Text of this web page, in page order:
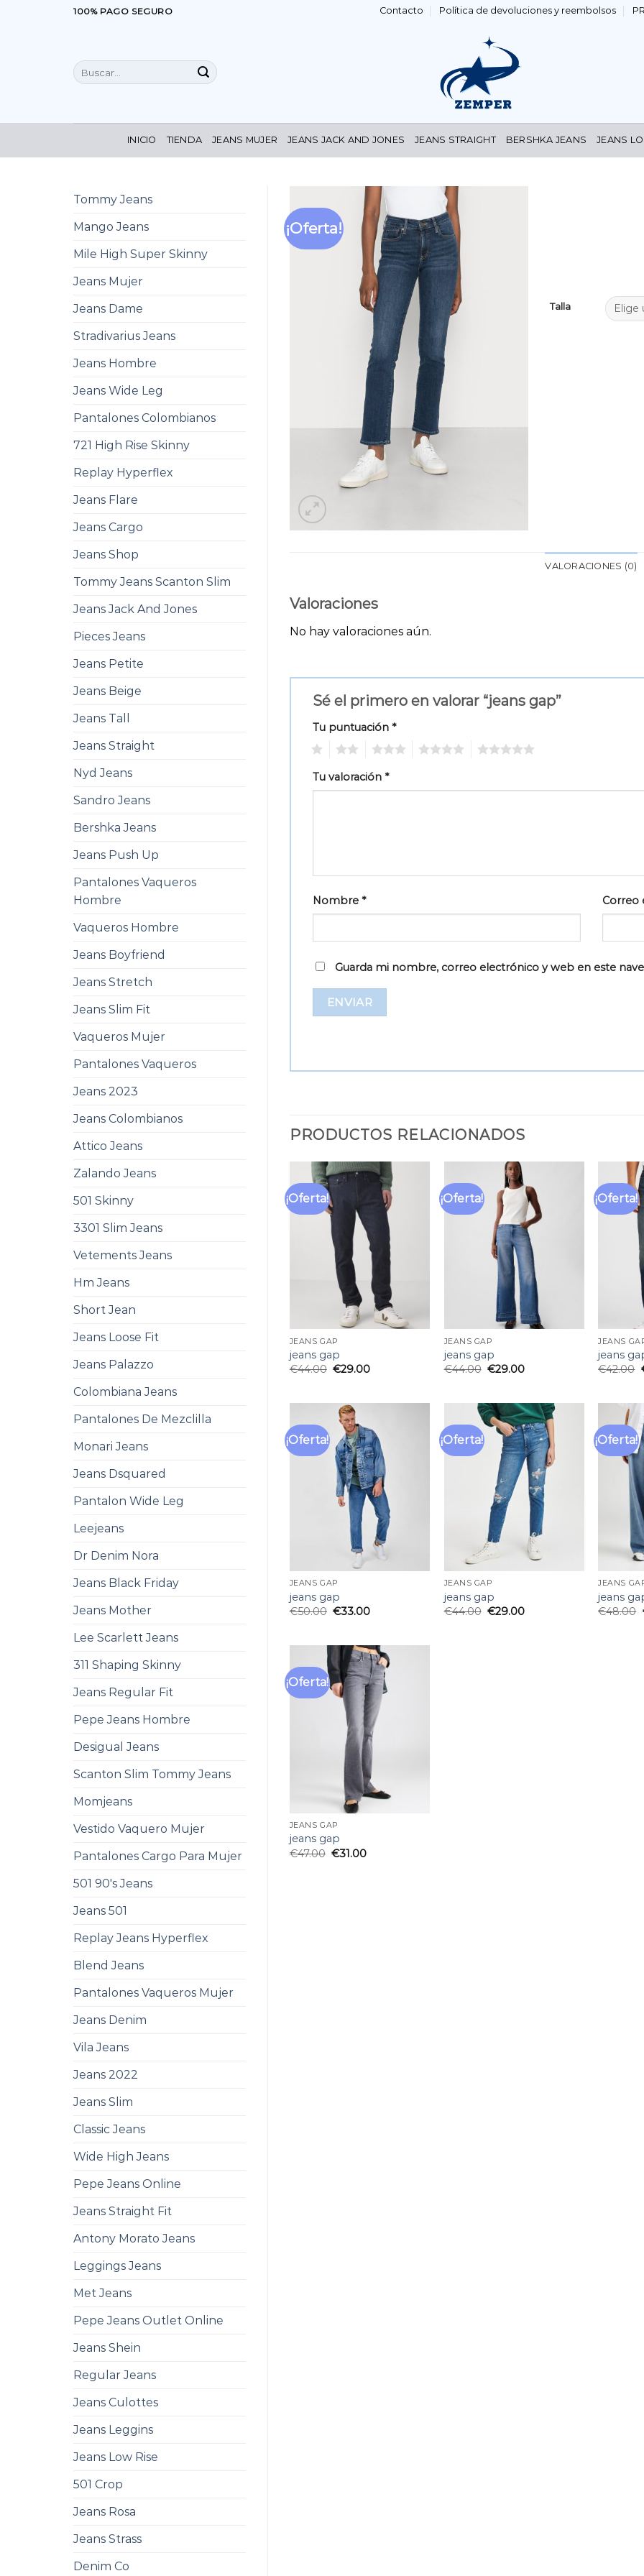
100% PAGO SEGURO Contacto Política de devoluciones y reembolsos
Buscar
por:
INICIO TIENDA JEANS MUJER JEANS JACK AND JONES JEANS STRAIGHT BERSHKA JEANS JEANS
Tommy Jeans
Mango Jeans
Mile High Super Skinny
Jeans Mujer
Jeans Dame
Stradivarius Jeans
Jeans Hombre
Jeans Wide Leg
Pantalones Colombianos
721 High Rise Skinny
Replay Hyperflex
Jeans Flare
Jeans Cargo
Jeans Shop
Tommy Jeans Scanton Slim
Jeans Jack And Jones
Pieces Jeans
Jeans Petite
Jeans Beige
Jeans Tall
Jeans Straight
Nyd Jeans
Sandro Jeans
Bershka Jeans
Jeans Push Up
Pantalones Vaqueros
Hombre
Vaqueros Hombre
Jeans Boyfriend
Jeans Stretch
Jeans Slim Fit
Vaqueros Mujer
Pantalones Vaqueros
Jeans 2023
Jeans Colombianos
Attico Jeans
Zalando Jeans
501 Skinny
3301 Slim Jeans
Vetements Jeans
Hm Jeans
Short Jean
Jeans Loose Fit
Jeans Palazzo
Colombiana Jeans
Pantalones De Mezclilla
Monari Jeans
Jeans Dsquared
Pantalon Wide Leg
Leejeans
Dr Denim Nora
Jeans Black Friday
Jeans Mother
Lee Scarlett Jeans
311 Shaping Skinny
Jeans Regular Fit
Pepe Jeans Hombre
Desigual Jeans
Scanton Slim Tommy Jeans
Momjeans
Vestido Vaquero Mujer
Pantalones Cargo Para Mujer
501 90's Jeans
Jeans 501
Replay Jeans Hyperflex
Blend Jeans
Pantalones Vaqueros Mujer
Jeans Denim
Vila Jeans
Jeans 2022
Jeans Slim
Classic Jeans
Wide High Jeans
Pepe Jeans Online
Jeans Straight Fit
Antony Morato Jeans
Leggings Jeans
Met Jeans
Pepe Jeans Outlet Online
Jeans Shein
Regular Jeans
Jeans Culottes
Jeans Leggins
Jeans Low Rise
501 Crop
Jeans Rosa
Jeans Strass
Denim Co
¡Oferta!
Talla
VALORACIONES (0)
Valoraciones
No hay valoraciones aún.
Sé el primero en valorar “jeans gap”
Tu puntuación *
Tu valoración *
Nombre * Correo
Guarda mi nombre, correo electrónico y web en este
PRODUCTOS RELACIONADOS
¡Oferta!
Añadir
JEANS GAP
jeans gap
€44.00 €29.00
¡Oferta!
JEANS GAP
jeans gap
€44.00 €29.00
¡Oferta!
JEANS
jeans
€42.00
¡Oferta!
JEANS GAP
jeans gap
€50.00 €33.00
¡Oferta!
Añadir
lista
deseos
JEANS GAP
jeans gap
€44.00 €29.00
¡Oferta!
JEANS
jeans
€48.00
¡Oferta!
JEANS GAP
jeans gap
€47.00 €31.00